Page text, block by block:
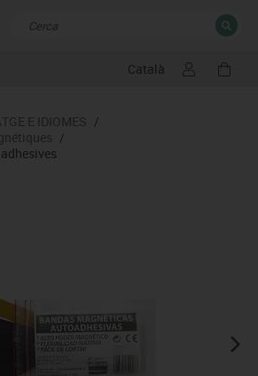
Català
Resultats de la recerca TANCAR
E IDIOMES /
/